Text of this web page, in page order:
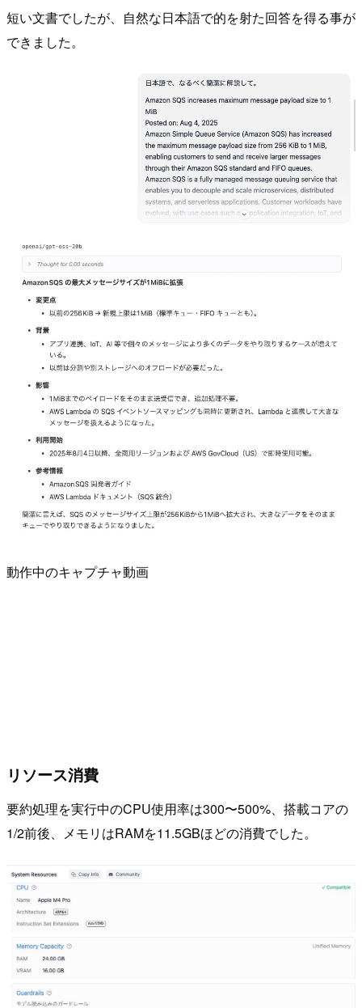
短い文書でしたが、自然な日本語で的を射た回答を得る事が
できました。
動作中のキャプチャ動画
リソース消費
要約処理を実行中のCPU使用率は300〜500%、搭載コアの
1/2前後、メモリはRAMを11.5GBほどの消費でした。